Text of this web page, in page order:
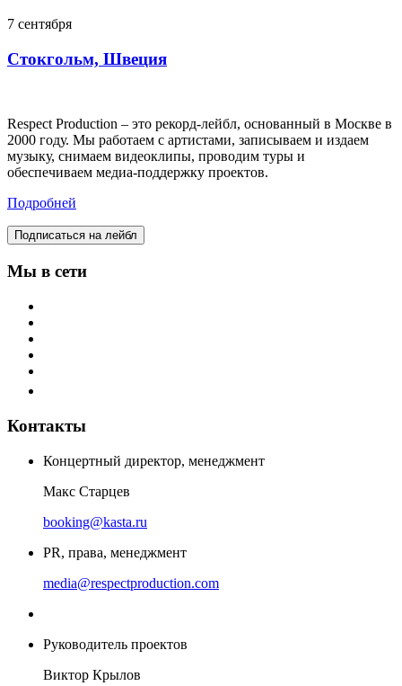
7 сентября
Стокгольм, Швеция
Respect Production – это рекорд-лейбл, основанный в Москве в
2000 году. Мы работаем с артистами, записываем и издаем
музыку, снимаем видеоклипы, проводим туры и
обеспечиваем медиа-поддержку проектов.
Подробней
Подписаться на лейбл
Мы в сети
Контакты
Концертный директор, менеджмент
Макс Старцев
booking@kasta.ru
PR, права, менеджмент
media@respectproduction.com
Руководитель проектов
Виктор Крылов